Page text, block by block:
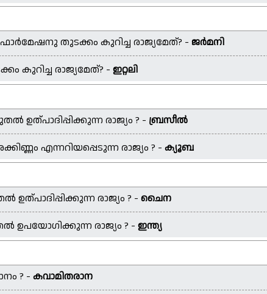
തുടക്കം കുറിച്ച രാജ്യമേത്? - ജർമനി
കുറിച്ച രാജ്യമേത്? - ഇറ്റലി
ഉത്പാദിപ്പിക്കുന്ന രാജ്യം ? - ബ്രസീൽ
എന്നറിയപ്പെടുന്ന രാജ്യം ? - ക്യൂബ
രാജ്യം ? - ചൈന
ഉപയോഗിക്കുന്ന രാജ്യം ? - ഇന്ത്യ
? - കവാമിതരാന